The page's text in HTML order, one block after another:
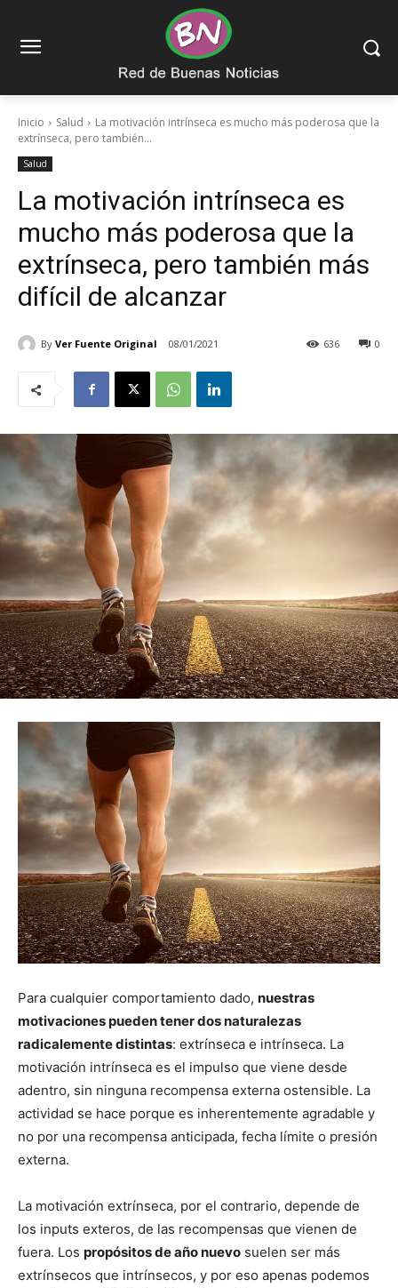
Inicio Salud
La motivación intrínseca es mucho más poderosa que la
extrínseca, pero también...
Salud
La motivación intrínseca es
mucho más poderosa que la
extrínseca, pero también más
difícil de alcanzar
By Ver Fuente Original 08/01/2021 0
636
Para cualquier comportamiento dado, nuestras
motivaciones pueden tener dos naturalezas
radicalemente distintas: extrínseca e intrínseca. La
motivación intrínseca es el impulso que viene desde
adentro, sin ninguna recompensa externa ostensible. La
actividad se hace porque es inherentemente agradable y
no por una recompensa anticipada, fecha límite o presión
externa.
La motivación extrínseca, por el contrario, depende de
los inputs exteros, de las recompensas que vienen de
fuera. Los propósitos de año nuevo suelen ser más
extrínsecos que intrínsecos, y por eso apenas podemos